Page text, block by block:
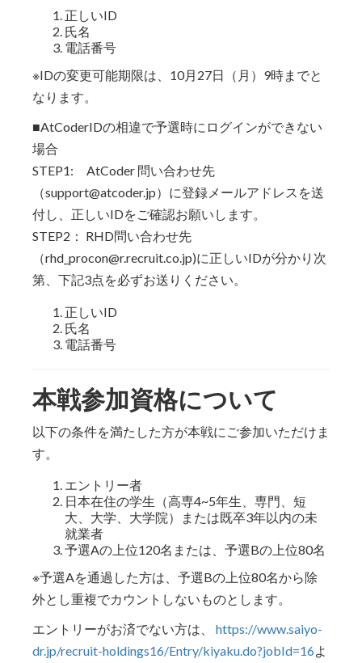
正しいID
氏名
電話番号
※IDの変更可能期限は、10月27日（月）9時までと
なります。
■AtCoderIDの相違で予選時にログインができない
場合
STEP1: AtCoder 問い合わせ先
（support@atcoder.jp）に登録メールアドレスを送
付し、正しいIDをご確認お願いします。
STEP2： RHD問い合わせ先
（rhd_procon@r.recruit.co.jp)に正しいIDが分かり次
第、下記3点を必ずお送りください。
正しいID
氏名
電話番号
本戦参加資格について
以下の条件を満たした方が本戦にご参加いただけま
す。
エントリー者
日本在住の学生（高専4~5年生、専門、短
大、大学、大学院）または既卒3年以内の未
就業者
予選Aの上位120名または、予選Bの上位80名
※予選Aを通過した方は、予選Bの上位80名から除
外とし重複でカウントしないものとします。
エントリーがお済でない方は、 https://www.saiyo-
dr.jp/recruit-holdings16/Entry/kiyaku.do?jobId=16よ